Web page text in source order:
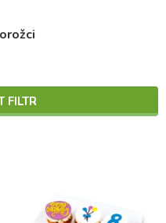
FILTR